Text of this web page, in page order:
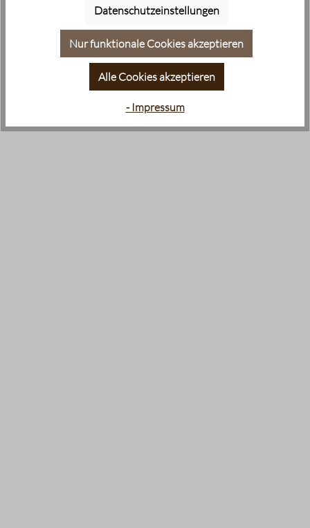
Datenschutzeinstellungen
Nur funktionale Cookies akzeptieren
Alle Cookies akzeptieren
- Impressum